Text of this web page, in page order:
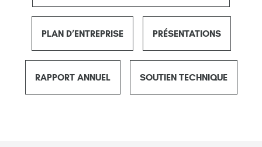
PLAN D’ENTREPRISE PRÉSENTATIONS
RAPPORT ANNUEL SOUTIEN TECHNIQUE